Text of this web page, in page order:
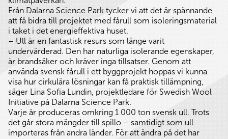
Från Dalarna Science Park tycker vi att det är spännande
att få bidra till projektet med fårull som isoleringsmaterial
i taket i det energieffektiva huset.
– Ull är en fantastisk resurs som länge varit
undervärderad. Den har naturliga isolerande egenskaper,
är brandsäker och kräver inga tillsatser. Genom att
använda svensk fårull i ett byggprojekt hoppas vi kunna
visa hur cirkulära lösningar kan få praktisk tillämpning,
säger Lina Sofia Lundin, projektledare för Swedish Wool
Initiative på Dalarna Science Park.
Varje år produceras omkring 1 000 ton svensk ull. Trots
det går stora mängder till spillo – samtidigt som ull
importeras från andra länder. För att ändra på det har